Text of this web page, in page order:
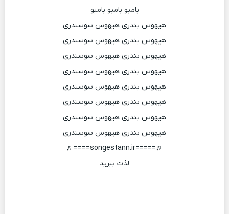
بامبو بامبو بامبو
هیهوس بندری هیهوس سوسندری
هیهوس بندری هیهوس سوسندری
هیهوس بندری هیهوس سوسندری
هیهوس بندری هیهوس سوسندری
هیهوس بندری هیهوس سوسندری
هیهوس بندری هیهوس سوسندری
هیهوس بندری هیهوس سوسندری
هیهوس بندری هیهوس سوسندری
♬=====songestann.ir====♬
لذت ببرید